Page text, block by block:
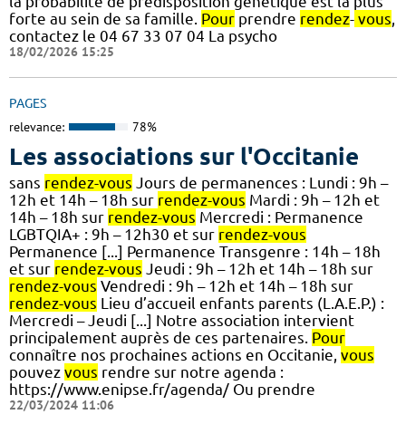
forte au sein de sa famille. Pour prendre rendez- vous
contactez le 04 67 33 07 04 La psycho
18/02/2026 15:25
PAGES
relevance: 78%
Les associations sur l'Occitanie
sans rendez-vous Jours de permanences : Lundi : 9h –
12h et 14h – 18h sur rendez-vous Mardi : 9h – 12h et
14h – 18h sur rendez-vous Mercredi : Permanence
LGBTQIA+ : 9h – 12h30 et sur rendez-vous
Permanence [...] Permanence Transgenre : 14h – 18h
et sur rendez-vous Jeudi : 9h – 12h et 14h – 18h sur
rendez-vous Vendredi : 9h – 12h et 14h – 18h sur
rendez-vous Lieu d’accueil enfants parents (L.A.E.P.) :
Mercredi – Jeudi [...] Notre association intervient
principalement auprès de ces partenaires. Pour
connaître nos prochaines actions en Occitanie, vous
pouvez vous rendre sur notre agenda :
https://www.enipse.fr/agenda/ Ou prendre
22/03/2024 11:06